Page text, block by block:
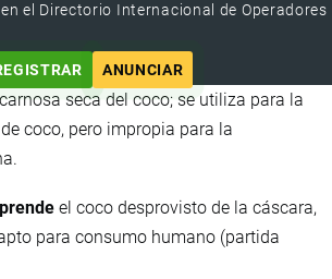
el Directorio Internacional de Operadores
ANUNCIAR
seca del coco; se utiliza para la
coco, pero impropia para la
el coco desprovisto de la cáscara,
para consumo humano (partida